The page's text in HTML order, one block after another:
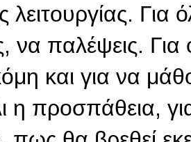
λειτουργίας.
να παλέψεις.
και για να
η προσπάθεια,